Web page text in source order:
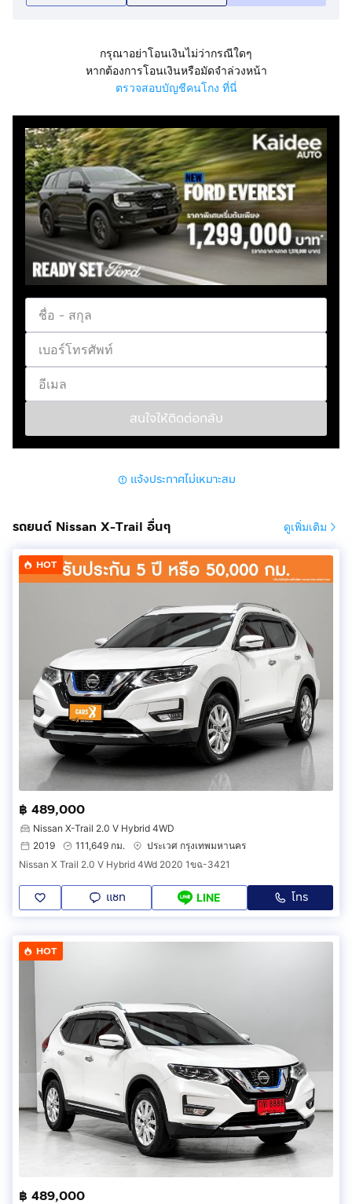
🆔 ไลน์: @carsxusedcar (มี@ข้างหน้า)
#CARSX #CARSXอ่อนนุช#คาร์สเอ็กซ์ #ออกรถ55บาท
#ฟรีดาวน์ #รถ #รถยนต์ #รถยนต์มือสอง #รถสวยราคาไม่
กรุณาอย่าโอนเงินไม่ว่ากรณีใดๆ
หากต้องการโอนเงินหรือมัดจำล่วงหน้า
ตรวจสอบบัญชีคนโกง ที่นี่
สนใจให้ติดต่อกลับ
แจ้งประกาศไม่เหมาะสม
รถยนต์ Nissan X-Trail อื่นๆ ดูเพิ่มเติม
HOT
฿ 489,000
Nissan X-Trail 2.0 V Hybrid 4WD
2019
111,649 กม.
ประเวศ กรุงเทพมหานคร
Nissan X Trail 2.0 V Hybrid 4Wd 2020 1ขฉ-3421
แชท LINE โทร
HOT
฿ 489,000